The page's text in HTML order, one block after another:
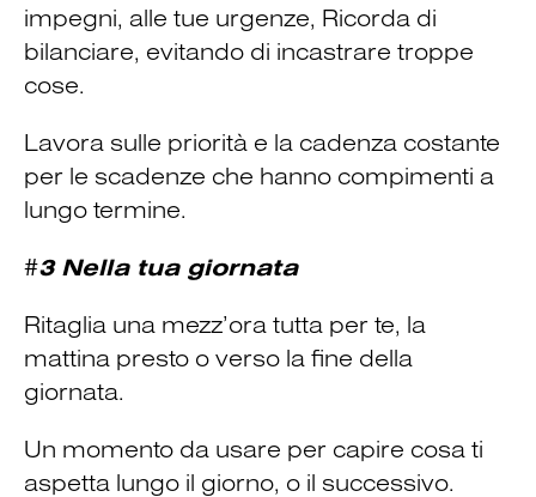
impegni, alle tue urgenze, Ricorda di
bilanciare, evitando di incastrare troppe
cose.
Lavora sulle priorità e la cadenza costante
per le scadenze che hanno compimenti a
lungo termine.
#3 Nella tua giornata
Ritaglia una mezz’ora tutta per te, la
mattina presto o verso la fine della
giornata.
Un momento da usare per capire cosa ti
aspetta lungo il giorno, o il successivo.